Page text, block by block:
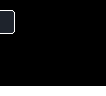
Video